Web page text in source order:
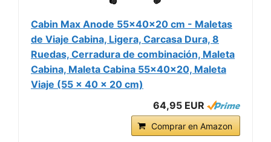
Cabin Max Anode 55x40x20 cm - Maletas
de Viaje Cabina, Ligera, Carcasa Dura, 8
Ruedas, Cerradura de combinación, Maleta
Cabina, Maleta Cabina 55x40x20, Maleta
Viaje (55 x 40 x 20 cm)
64,95 EUR
Comprar en Amazon